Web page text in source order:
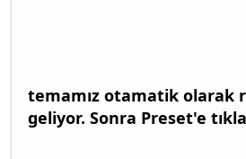
temamız otamatik olarak
geliyor. Sonra Preset'e